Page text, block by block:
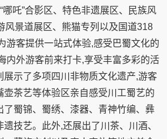
哪吒”合影区、特色非遗展区、民族风
风景道展区、熊猫专列以及国道318
游客提供一站式体验,感受巴蜀文化的
内外游客前来打卡,享受丰富多彩的活
展示了多项四川非物质文化遗产,游客
壶茶艺等体验区亲自感受川工蜀艺的
了蜀锦、蜀绣、漆器、青神竹编、彝
技艺。此外,还展出了川茶、川酒、